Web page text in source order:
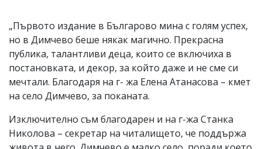
„Първото издание в Българово мина с голям успех,
но в Димчево беше някак магично. Прекрасна
публика, талантливи деца, които се включиха в
постановката, и декор, за който даже и не сме си
мечтали. Благодаря на г- жа Елена Атанасова – кмет
на село Димчево, за поканата.
Изключително съм благодарен и на г-жа Станка
Николова – секретар на читалището, че поддържа